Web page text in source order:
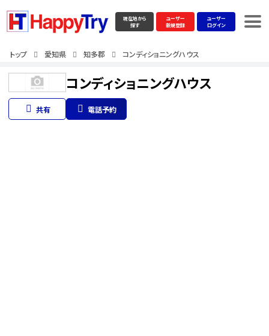
現在地から
探す
ユーザー
新規登録
ユーザー
ログイン
トップ 愛知県 知多郡 コンディショニングハウス
コンディショニングハウス
共有 電話予約